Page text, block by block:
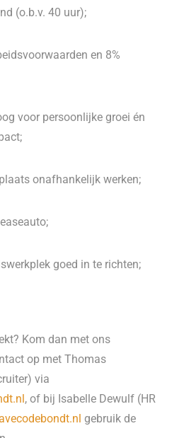
(o.b.v. 40 uur);
en 8%
voor persoonlijke groei én
onafhankelijk werken;
goed in te richten;
Kom dan met ons
op met Thomas
via
, of bij Isabelle Dewulf (HR
gebruik de